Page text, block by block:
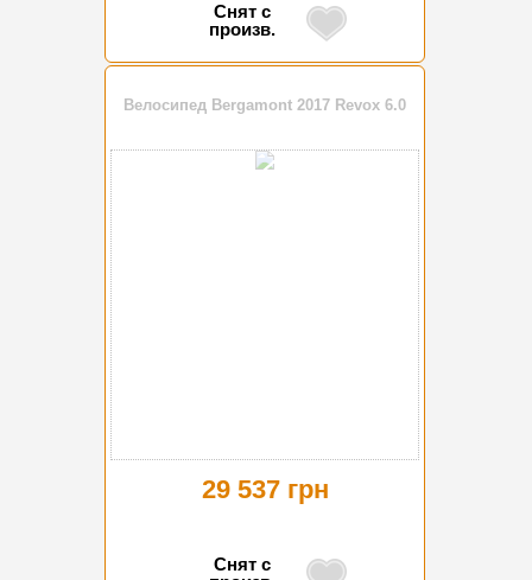
Снят с
произв.
Велосипед Bergamont 2017 Revox 6.0
29 537 грн
Снят с